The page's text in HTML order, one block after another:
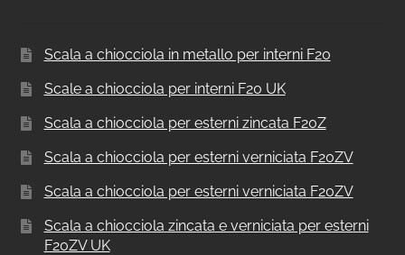
Scala a chiocciola in metallo per interni F20
Scale a chiocciola per interni F20 UK
Scala a chiocciola per esterni zincata F20Z
Scala a chiocciola per esterni verniciata F20ZV
Scala a chiocciola per esterni verniciata F20ZV
Scala a chiocciola zincata e verniciata per esterni
F20ZV UK